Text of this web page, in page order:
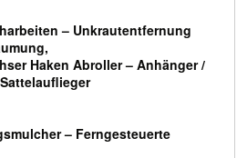
– Unkrautentfernung
Haken Abroller – Anhänger /
– Ferngesteuerte